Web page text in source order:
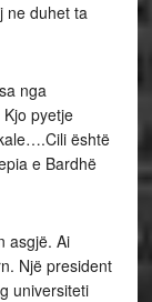
ne duhet ta
nga
pyetje
është
e Bardhë
asgjë. Ai
Një president
universiteti